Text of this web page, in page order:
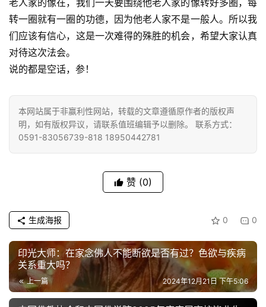
心
乐
菩
提
题
公
益
慈
教
人
物
寺
院
老人家的像在，我们一天要围绕他老人家的像转好多圈，每
转一圈就有一圈的功德，因为他老人家不是一般人。所以我
们应该有信心，这是一次难得的殊胜的机会，希望大家认真
对待这次法会。
说的都是空话，参！
本网站属于非赢利性网站，转载的文章遵循原作者的版权声
明，如有版权异议，请联系值班编辑予以删除。 联系方式：
0591-83056739-818 18950442781
赞 (0)
0 0
生成海报
印光大师：在家念佛人不能断欲是否有过？色欲与疾病
关系重大吗？
上一篇 2024年12月21日 下午5:06